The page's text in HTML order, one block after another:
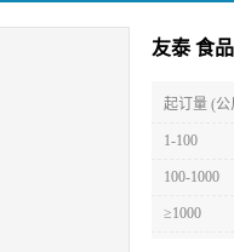
友泰 食
起订量 (公
1-100
100-1000
≥1000